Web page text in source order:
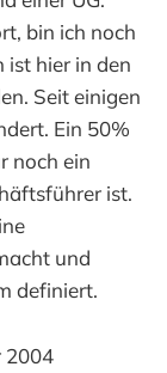
bin ich noch
ist hier in den
Seit einigen
Ein 50%
noch ein
ist.
und
definiert.
2004